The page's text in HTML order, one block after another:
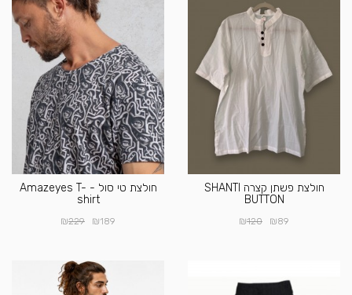
חולצת פשתן קצרה SHANTI
BUTTON
₪89
₪120
חולצת טי סול - Amazeyes T-
shirt
₪189
₪229